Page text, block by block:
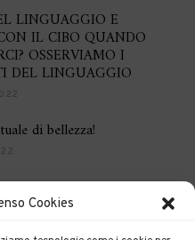
Cookies
LINGUAGGIO E
IL CIBO QUANDO
OSSERVIAMO I
DEL LINGUAGGIO
di bellezza!